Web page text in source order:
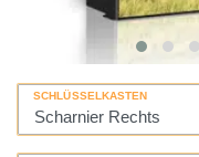
SCHLÜSSELKASTEN